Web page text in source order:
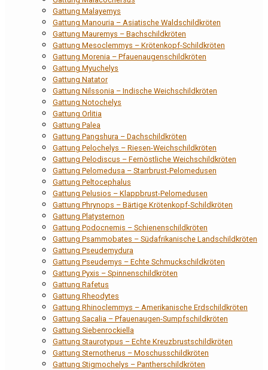
Gattung Malayemys
Gattung Manouria – Asiatische Waldschildkröten
Gattung Mauremys – Bachschildkröten
Gattung Mesoclemmys – Krötenkopf-Schildkröten
Gattung Morenia – Pfauenaugenschildkröten
Gattung Myuchelys
Gattung Natator
Gattung Nilssonia – Indische Weichschildkröten
Gattung Notochelys
Gattung Orlitia
Gattung Palea
Gattung Pangshura – Dachschildkröten
Gattung Pelochelys – Riesen-Weichschildkröten
Gattung Pelodiscus – Fernöstliche Weichschildkröten
Gattung Pelomedusa – Starrbrust-Pelomedusen
Gattung Peltocephalus
Gattung Pelusios – Klappbrust-Pelomedusen
Gattung Phrynops – Bärtige Krötenkopf-Schildkröten
Gattung Platysternon
Gattung Podocnemis – Schienenschildkröten
Gattung Psammobates – Südafrikanische Landschildkröten
Gattung Pseudemydura
Gattung Pseudemys – Echte Schmuckschildkröten
Gattung Pyxis – Spinnenschildkröten
Gattung Rafetus
Gattung Rheodytes
Gattung Rhinoclemmys – Amerikanische Erdschildkröten
Gattung Sacalia – Pfauenaugen-Sumpfschildkröten
Gattung Siebenrockiella
Gattung Staurotypus – Echte Kreuzbrustschildkröten
Gattung Sternotherus – Moschusschildkröten
Gattung Stigmochelys – Pantherschildkröten